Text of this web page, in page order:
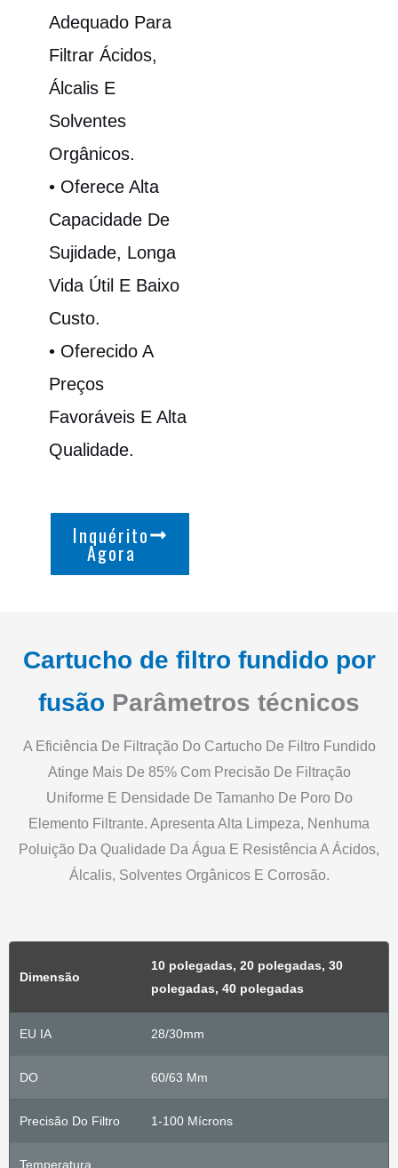
Adequado Para
Filtrar Ácidos,
Álcalis E
Solventes
Orgânicos.
• Oferece Alta
Capacidade De
Sujidade, Longa
Vida Útil E Baixo
Custo.
• Oferecido A
Preços
Favoráveis E Alta
Qualidade.
Inquérito
Agora
Cartucho de filtro fundido por
fusão Parâmetros técnicos
A Eficiência De Filtração Do Cartucho De Filtro Fundido
Atinge Mais De 85% Com Precisão De Filtração
Uniforme E Densidade De Tamanho De Poro Do
Elemento Filtrante. Apresenta Alta Limpeza, Nenhuma
Poluição Da Qualidade Da Água E Resistência A Ácidos,
Álcalis, Solventes Orgânicos E Corrosão.
Dimensão
10 polegadas, 20 polegadas, 30
polegadas, 40 polegadas
EU IA 28/30mm
DO 60/63 Mm
Precisão Do Filtro 1-100 Mícrons
Temperatura